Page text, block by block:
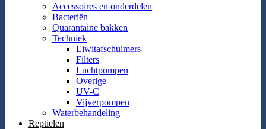
Accessoires en onderdelen
Bacteriën
Quarantaine bakken
Techniek
Eiwitafschuimers
Filters
Luchtpompen
Overige
UV-C
Vijverpompen
Waterbehandeling
Reptielen